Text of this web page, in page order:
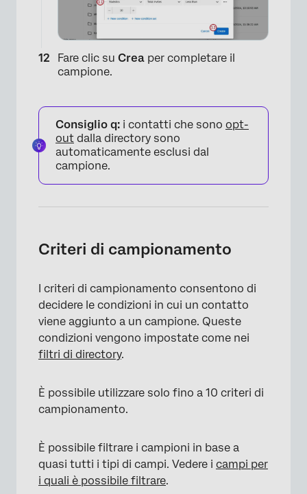
×
Fare clic su Crea per completare il
campione.
Consiglio q: i contatti che sono opt-
out dalla directory sono
automaticamente esclusi dal
campione.
Criteri di campionamento
I criteri di campionamento consentono di
decidere le condizioni in cui un contatto
viene aggiunto a un campione. Queste
condizioni vengono impostate come nei
filtri di directory.
È possibile utilizzare solo fino a 10 criteri di
campionamento.
È possibile filtrare i campioni in base a
quasi tutti i tipi di campi. Vedere i campi per
i quali è possibile filtrare.